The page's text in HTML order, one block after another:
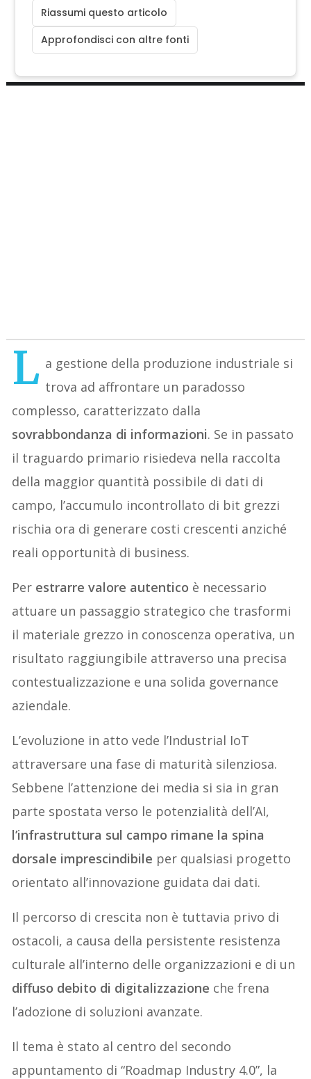
Riassumi questo articolo
Approfondisci con altre fonti
L a gestione della produzione industriale si
trova ad affrontare un paradosso
complesso, caratterizzato dalla
sovrabbondanza di informazioni. Se in passato
il traguardo primario risiedeva nella raccolta
della maggior quantità possibile di dati di
campo, l’accumulo incontrollato di bit grezzi
rischia ora di generare costi crescenti anziché
reali opportunità di business.
Per estrarre valore autentico è necessario
attuare un passaggio strategico che trasformi
il materiale grezzo in conoscenza operativa, un
risultato raggiungibile attraverso una precisa
contestualizzazione e una solida governance
aziendale.
L’evoluzione in atto vede l’Industrial IoT
attraversare una fase di maturità silenziosa.
Sebbene l’attenzione dei media si sia in gran
parte spostata verso le potenzialità dell’AI,
l’infrastruttura sul campo rimane la spina
dorsale imprescindibile per qualsiasi progetto
orientato all’innovazione guidata dai dati.
Il percorso di crescita non è tuttavia privo di
ostacoli, a causa della persistente resistenza
culturale all’interno delle organizzazioni e di un
diffuso debito di digitalizzazione che frena
l’adozione di soluzioni avanzate.
Il tema è stato al centro del secondo
appuntamento di “Roadmap Industry 4.0”, la